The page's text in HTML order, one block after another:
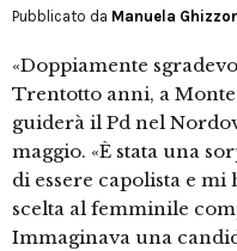
Pubblicato da Manuela
«Doppiamente
Trentotto anni, a
guiderà il Pd nel
maggio. «È stata una
di essere capolista e
scelta al femminile
Immaginava una